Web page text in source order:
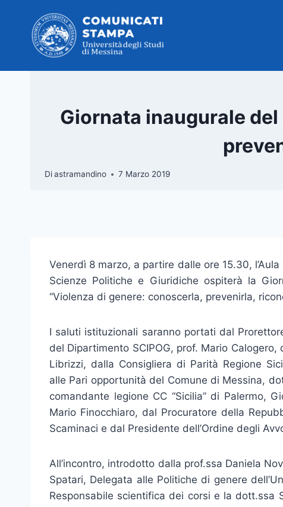
contenuto
Giornata inaugurale
Diastramandino 7 Marzo 2019
Venerdì 8 marzo, a partire dalle ore 15.30,
Scienze Politiche e Giuridiche ospiterà la
“Violenza di genere: conoscerla, prevenirla,
I saluti istituzionali saranno portati dal
del Dipartimento SCIPOG, prof. Mario
Librizzi, dalla Consigliera di Parità Regione
alle Pari opportunità del Comune di Messina,
comandante legione CC “Sicilia” di Palermo,
Mario Finocchiaro, dal Procuratore della
Scaminaci e dal Presidente dell’Ordine degli
All’incontro, introdotto dalla prof.ssa Daniela
Spatari, Delegata alle Politiche di genere
Responsabile scientifica dei corsi e la dott.ssa